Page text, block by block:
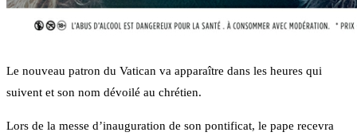
Le nouveau patron du Vatican va apparaître dans les heures qui
suivent et son nom dévoilé au chrétien.
Lors de la messe d’inauguration de son pontificat, le pape recevra